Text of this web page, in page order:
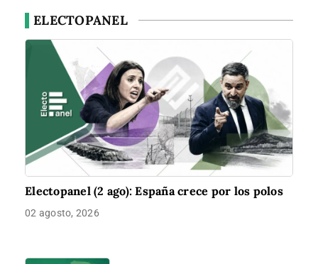
ELECTOPANEL
Electopanel (2 ago): España crece por los polos
02 agosto, 2026